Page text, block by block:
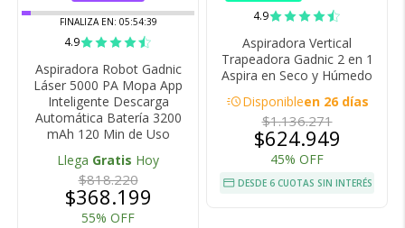
FINALIZA EN: 05:54:38
4.9
Aspiradora Robot Gadnic
Láser 5000 PA Mopa App
Inteligente Descarga
Automática Batería 3200
mAh 120 Min de Uso
Llega Gratis Hoy
$818.220
$368.199
55% OFF
4.9
Aspiradora Vertical
Trapeadora Gadnic 2 en 1
Aspira en Seco y Húmedo
acuteDisponibleen 26 días
$1.136.271
$624.949
45% OFF
DESDE 6 CUOTAS SIN INTERÉS